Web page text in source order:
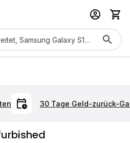
30 Tage Geld-zurück-